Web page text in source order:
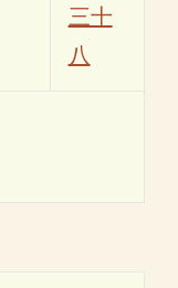
三十
八